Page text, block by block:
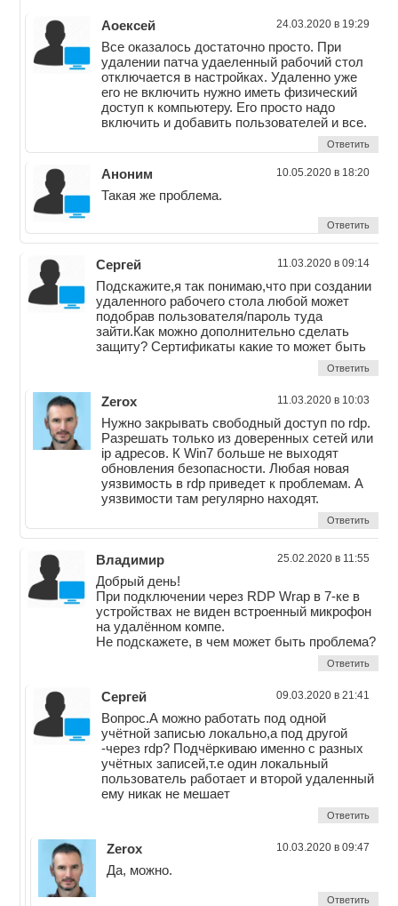
Аоексей 24.03.2020 в 19:29
Все оказалось достаточно просто. При
удалении патча удаеленный рабочий стол
отключается в настройках. Удаленно уже
его не включить нужно иметь физический
доступ к компьютеру. Его просто надо
включить и добавить пользователей и все.
Ответить
Аноним 10.05.2020 в 18:20
Такая же проблема.
Ответить
Сергей 11.03.2020 в 09:14
Подскажите,я так понимаю,что при создании
удаленного рабочего стола любой может
подобрав пользователя/пароль туда
зайти.Как можно дополнительно сделать
защиту? Сертификаты какие то может быть
Ответить
Zerox 11.03.2020 в 10:03
Нужно закрывать свободный доступ по rdp.
Разрешать только из доверенных сетей или
ip адресов. К Win7 больше не выходят
обновления безопасности. Любая новая
уязвимость в rdp приведет к проблемам. А
уязвимости там регулярно находят.
Ответить
Владимир 25.02.2020 в 11:55
Добрый день!
При подключении через RDP Wrap в 7-ке в
устройствах не виден встроенный микрофон
на удалённом компе.
Не подскажете, в чем может быть проблема?
Ответить
Сергей 09.03.2020 в 21:41
Вопрос.А можно работать под одной
учётной записью локально,а под другой
-через rdp? Подчёркиваю именно с разных
учётных записей,т.е один локальный
пользователь работает и второй удаленный
ему никак не мешает
Ответить
Zerox 10.03.2020 в 09:47
Да, можно.
Ответить